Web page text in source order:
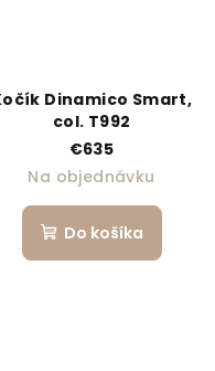
Dinamico Smart,
col. T992
€635
Na objednávku
Do košíka